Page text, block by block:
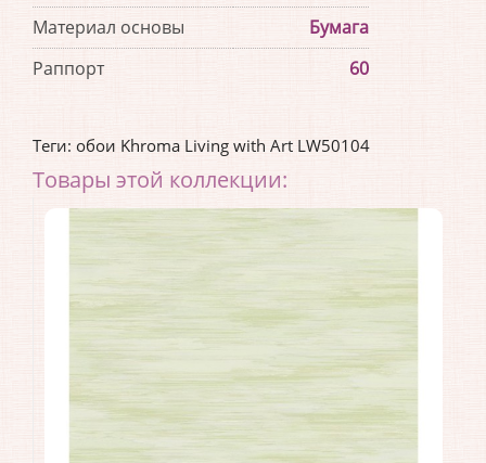
Материал основы
Бумага
Раппорт
60
Теги: обои Khroma Living with Art LW50104
Товары этой коллекции: